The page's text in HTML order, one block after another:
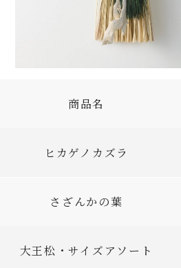
商品名
ヒカゲノカズラ
さざんかの葉
大王松・サイズアソート